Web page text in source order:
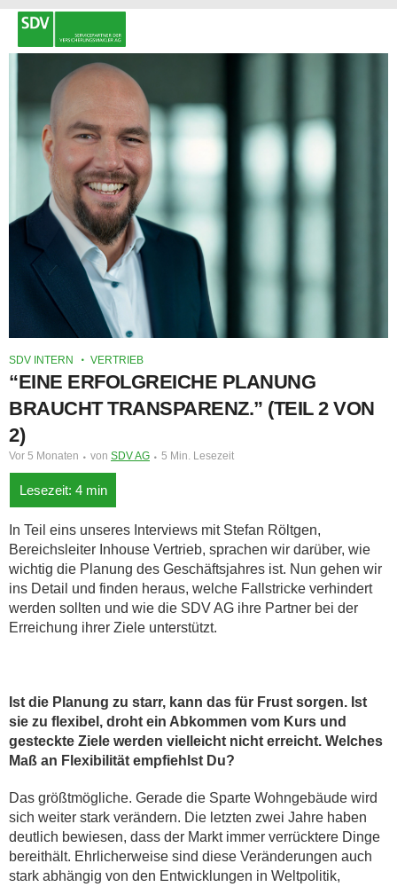
SDV INTERN VERTRIEB
“EINE ERFOLGREICHE PLANUNG
BRAUCHT TRANSPARENZ.” (TEIL 2 VON
2)
Vor 5 Monaten von SDV AG 5 Min. Lesezeit
In Teil eins unseres Interviews mit Stefan Röltgen,
Bereichsleiter Inhouse Vertrieb, sprachen wir darüber, wie
wichtig die Planung des Geschäftsjahres ist. Nun gehen wir
ins Detail und finden heraus, welche Fallstricke verhindert
werden sollten und wie die SDV AG ihre Partner bei der
Erreichung ihrer Ziele unterstützt.
Ist die Planung zu starr, kann das für Frust sorgen. Ist
sie zu flexibel, droht ein Abkommen vom Kurs und
gesteckte Ziele werden vielleicht nicht erreicht. Welches
Maß an Flexibilität empfiehlst Du?
Das größtmögliche. Gerade die Sparte Wohngebäude wird
sich weiter stark verändern. Die letzten zwei Jahre haben
deutlich bewiesen, dass der Markt immer verrücktere Dinge
bereithält. Ehrlicherweise sind diese Veränderungen auch
stark abhängig von den Entwicklungen in Weltpolitik,